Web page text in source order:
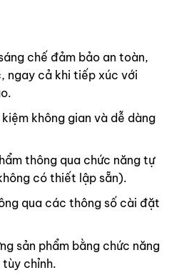
chế đảm bảo an toàn,
ngay cả khi tiếp xúc với
không gian và dễ dàng
thông qua chức năng tự
có thiết lập sẵn).
qua các thông số cài đặt
sản phẩm bằng chức năng
chỉnh.